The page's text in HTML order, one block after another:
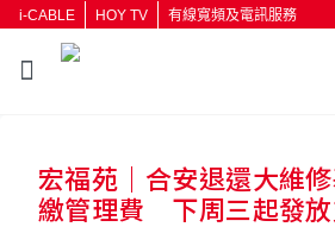
i-CABLE HOY TV 有線寬頻及電訊服務
按輸入鍵開始搜尋
宏福苑｜合安退還大維
繳管理費 下周三起發放